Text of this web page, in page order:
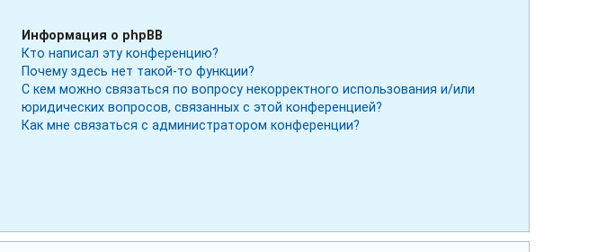
Информация о phpBB
Кто написал эту конференцию?
Почему здесь нет такой-то функции?
С кем можно связаться по вопросу некорректного использования и/или
юридических вопросов, связанных с этой конференцией?
Как мне связаться с администратором конференции?